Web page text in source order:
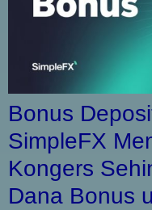
Bonus
SimpleFX
Kongers
Dana Bonus